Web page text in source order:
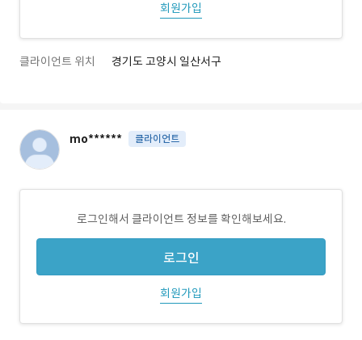
회원가입
클라이언트 위치 경기도 고양시 일산서구
mo****** 클라이언트
로그인해서 클라이언트 정보를 확인해보세요.
로그인
회원가입